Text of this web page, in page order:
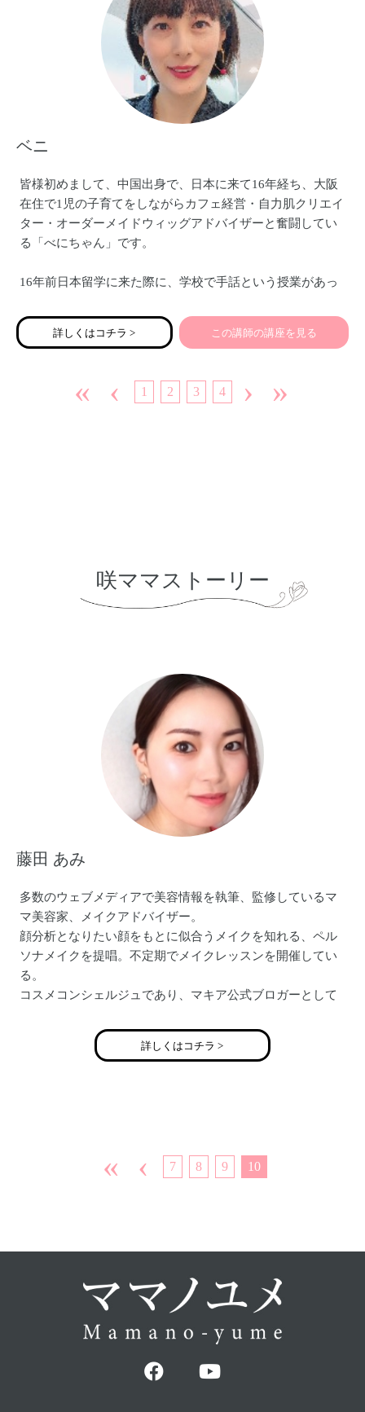
ベニ
皆様初めまして、中国出身で、日本に来て16年経ち、大阪
在住で1児の子育てをしながらカフェ経営・自力肌クリエイ
ター・オーダーメイドウィッグアドバイザーと奮闘してい
る「べにちゃん」です。
16年前日本留学に来た際に、学校で手話という授業があっ
2年前から手話の勉強を再開することになり、当時2歳の娘
自分は現在大阪手話奉仕員養成講座にも通っています。
詳しくはコチラ > この講師の講座を見る
« ‹ 1 2 3 4 › »
咲ママストーリー
藤田 あみ
多数のウェブメディアで美容情報を執筆、監修しているマ
マ美容家、メイクアドバイザー。
顔分析となりたい顔をもとに似合うメイクを知れる、ペル
ソナメイクを提唱。不定期でメイクレッスンを開催してい
る。
コスメコンシェルジュであり、マキア公式ブロガーとして
プライベートでは一児の母であり、第二子出産間近。
詳しくはコチラ >
« ‹ 7 8 9 10